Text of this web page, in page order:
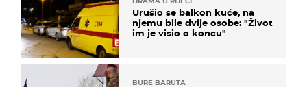
Urušio se balkon kuće, na
njemu bile dvije osobe: "Život
im je visio o koncu"
BURE BARUTA